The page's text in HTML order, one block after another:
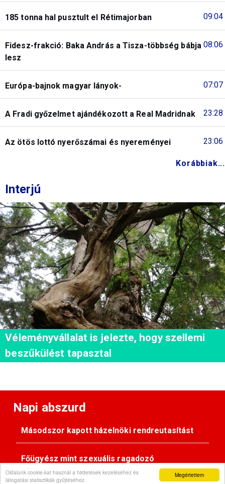
Megértettem
Oldalunk cookie-kat használ a hirdetések kezeléséhez és
látogatási statisztikák gyűjtéséhez.
09:04
185 tonna hal pusztult el Rétimajorban
08:06
Fidesz-frakció: Baka András a Tisza-többség bábja
lesz
07:07
Európa-bajnok magyar lányok-
23:28
A Fradi győzelmet ajándékozott a Real Madridnak
23:06
Az ötös lottó nyerőszámai és nyereményei
Korábbiak...
Interjú
Véleményvállalat is jelezte, hogy szellemi
beszűkülést tapasztal
Napi abszurd
Másodszor kapott házelnöki rendreutasítást
Főügyész mint szexuális ragadozó